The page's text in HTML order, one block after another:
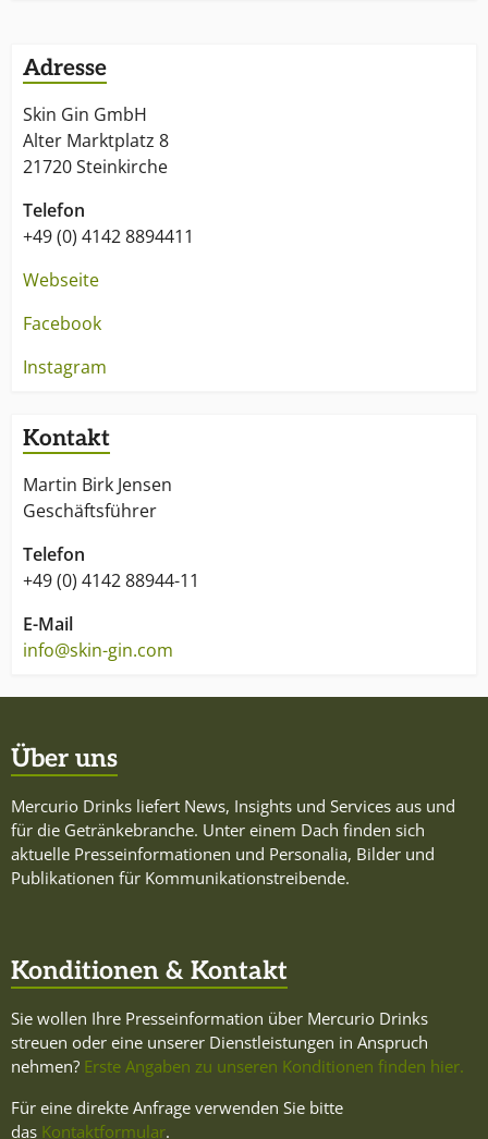
Adresse
Skin Gin GmbH
Alter Marktplatz 8
21720 Steinkirche
Telefon
+49 (0) 4142 8894411
Webseite
Facebook
Instagram
Kontakt
Martin Birk Jensen
Geschäftsführer
Telefon
+49 (0) 4142 88944-11
E-Mail
info@skin-gin.com
Über uns
Mercurio Drinks liefert News, Insights und Services aus und
für die Getränkebranche. Unter einem Dach finden sich
aktuelle Presseinformationen und Personalia, Bilder und
Publikationen für Kommunikationstreibende.
Konditionen & Kontakt
Sie wollen Ihre Presseinformation über Mercurio Drinks
streuen oder eine unserer Dienstleistungen in Anspruch
nehmen? Erste Angaben zu unseren Konditionen finden hier.
Für eine direkte Anfrage verwenden Sie bitte
das Kontaktformular.